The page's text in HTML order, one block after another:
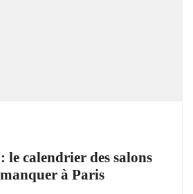
le calendrier des salons
à Paris